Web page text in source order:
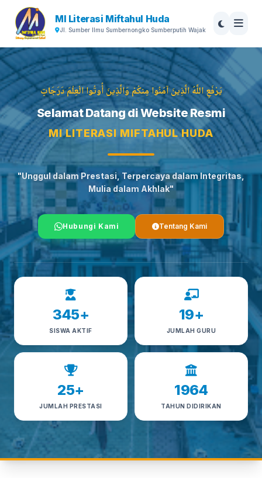
MI Literasi Miftahul Huda
Jl. Sumber Ilmu Sumbernongko Sumberputih Wajak
يَرْفَعِ اللَّهُ الَّذِينَ آمَنُوا مِنكُمْ وَالَّذِينَ أُوتُوا الْعِلْمَ دَرَجَاتٍ
Selamat Datang di Website Resmi
MI LITERASI MIFTAHUL HUDA
"Unggul dalam Prestasi, Terpercaya dalam Integritas,
Mulia dalam Akhlak"
Hubungi Kami Tentang Kami
345+
SISWA AKTIF
19+
JUMLAH GURU
25+
JUMLAH PRESTASI
1964
TAHUN DIDIRIKAN